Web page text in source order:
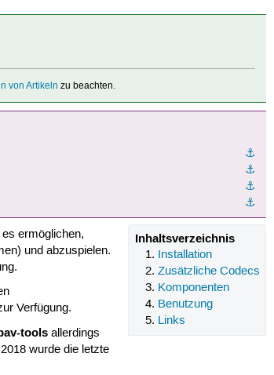
von Artikeln zu beachten.
⚓︎
⚓︎
⚓︎
⚓︎
Inhaltsverzeichnis
Installation
Zusätzliche Codecs
Komponenten
Benutzung
Links
ermöglichen,
und abzuspielen.
Verfügung.
tools allerdings
wurde die letzte